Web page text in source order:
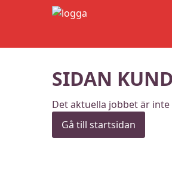
SIDAN
Det aktuella jobbet är
Gå till startsidan